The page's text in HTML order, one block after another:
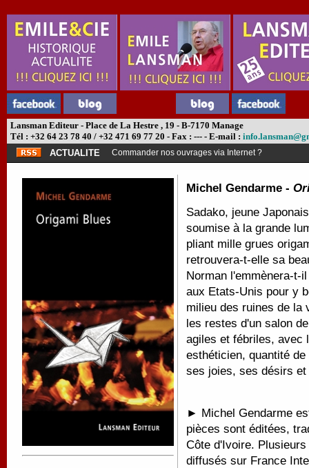
Lansman Editeur - Place de La Hestre , 19 - B-7170 Manage
Tél : +32 64 23 78 40 / +32 471 69 77 20 - Fax : --- - E-mail :
ACTUALITE
Commander nos ouvrages via Internet ?
Michel Gendarme -
Sadako, jeune
soumise à la grande
pliant mille grues
retrouvera-t-elle sa
Norman l'emmènera-t-
aux Etats-Unis pour y
milieu des ruines de la
les restes d'un salon
agiles et fébriles, avec
esthéticien, quantité
ses joies, ses désirs
► Michel Gendarme
pièces sont éditées,
Côte d'Ivoire.
diffusés sur France